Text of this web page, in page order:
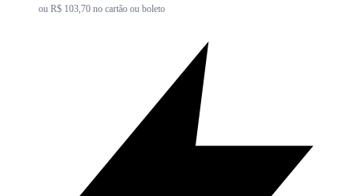
ou R$ 103,70 no cartão ou boleto